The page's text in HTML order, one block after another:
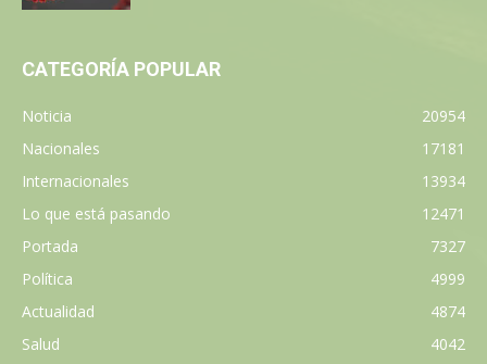
CATEGORÍA POPULAR
Noticia
20954
Nacionales
17181
Internacionales
13934
Lo que está pasando
12471
Portada
7327
Política
4999
Actualidad
4874
Salud
4042